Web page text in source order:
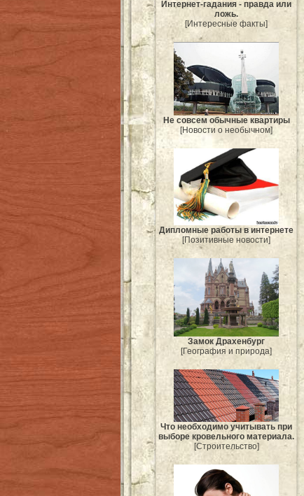
Интернет-гадания - правда или
ложь.
[Интересные факты]
Не совсем обычные квартиры
[Новости о необычном]
Дипломные работы в интернете
[Позитивные новости]
Замок Драхенбург
[География и природа]
Что необходимо учитывать при
выборе кровельного материала.
[Строительство]